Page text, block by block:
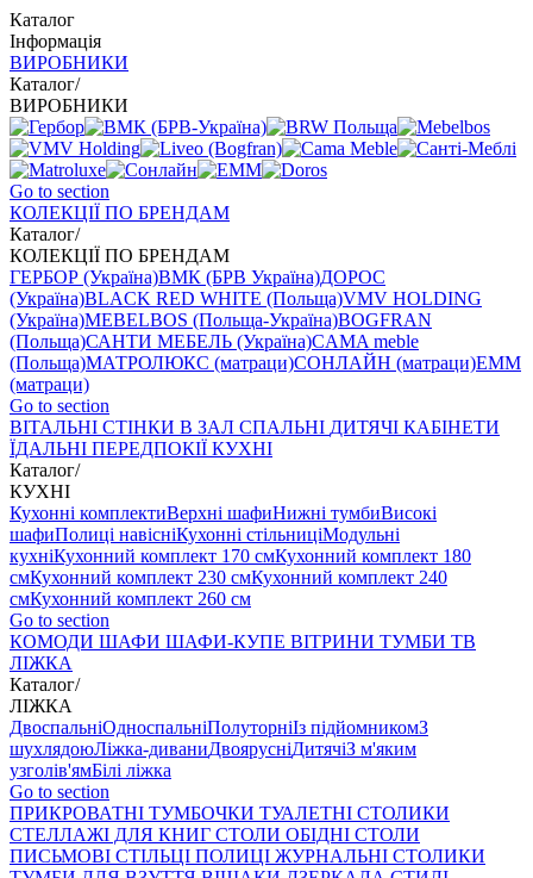
Каталог
Інформація
ВИРОБНИКИ
Каталог/
ВИРОБНИКИ
Go to section
КОЛЕКЦІЇ ПО БРЕНДАМ
Каталог/
КОЛЕКЦІЇ ПО БРЕНДАМ
ГЕРБОР (Україна)ВМК (БРВ Україна)ДОРОС
(Україна)BLACK RED WHITE (Польща)VMV HOLDING
(Україна)MEBELBOS (Польща-Україна)BOGFRAN
(Польща)САНТИ МЕБЕЛЬ (Україна)CAMA meble
(Польща)МАТРОЛЮКС (матраци)СОНЛАЙН (матраци)EMM
(матраци)
Go to section
ВIТАЛЬНI СТІНКИ В ЗАЛ СПАЛЬНІ ДИТЯЧІ КАБІНЕТИ
ЇДАЛЬНI ПЕРЕДПОКІЇ КУХНІ
Каталог/
КУХНІ
Кухонні комплектиВерхні шафиНижні тумбиВисокі
шафиПолиці навісніКухонні стільниціМодульні
кухніКухонний комплект 170 смКухонний комплект 180
смКухонний комплект 230 смКухонний комплект 240
смКухонний комплект 260 см
Go to section
КОМОДИ ШАФИ ШАФИ-КУПЕ ВІТРИНИ ТУМБИ ТВ
ЛІЖКА
Каталог/
ЛІЖКА
ДвоспальніОдноспальніПолуторніІз підйомникомЗ
шухлядоюЛіжка-диваниДвоярусніДитячіЗ м'яким
узголів'ямБілі ліжка
Go to section
ПРИКРОВАТНІ ТУМБОЧКИ ТУАЛЕТНІ СТОЛИКИ
СТЕЛЛАЖІ ДЛЯ КНИГ СТОЛИ ОБІДНІ СТОЛИ
ПИСЬМОВІ СТІЛЬЦI ПОЛИЦІ ЖУРНАЛЬНІ СТОЛИКИ